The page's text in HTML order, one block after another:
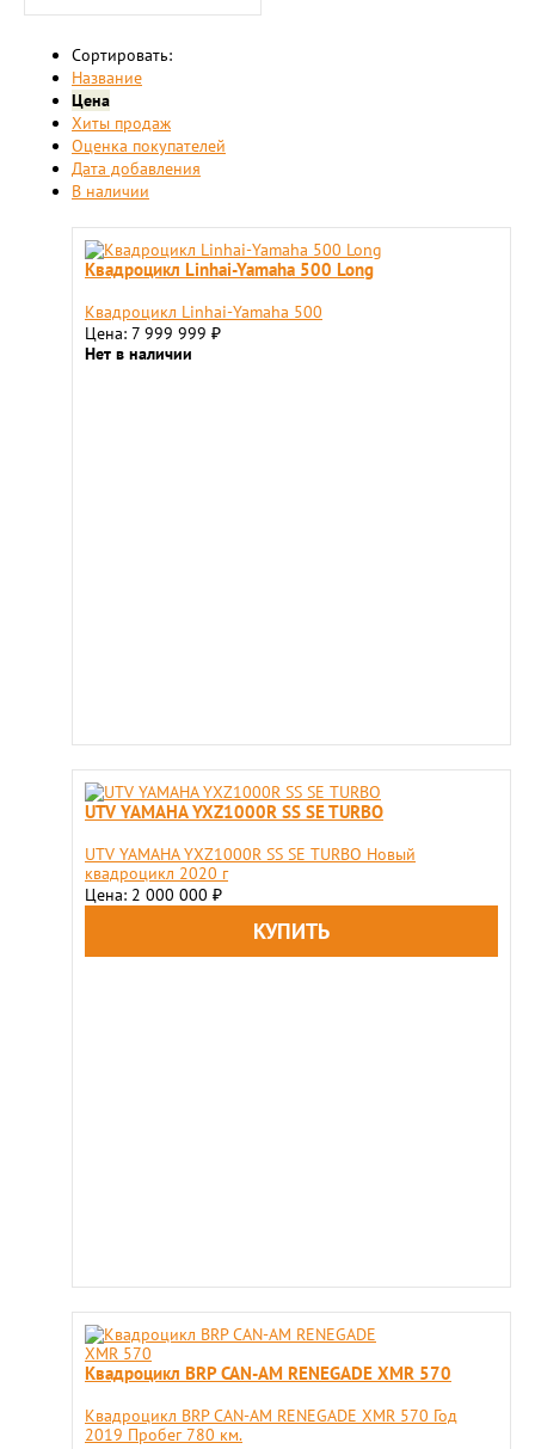
Сортировать:
Название
Цена
Хиты продаж
Оценка покупателей
Дата добавления
В наличии
Квадроцикл Linhai-Yamaha 500 Long
Квадроцикл Linhai-Yamaha 500
Цена: 7 999 999 ₽
Нет в наличии
UTV YAMAHA YXZ1000R SS SE TURBO
UTV YAMAHA YXZ1000R SS SE TURBO Новый
квадроцикл 2020 г
Цена: 2 000 000 ₽
Квадроцикл BRP CAN-AM RENEGADE XMR 570
Квадроцикл BRP CAN-AM RENEGADE XMR 570 Год
2019 Пробег 780 км.